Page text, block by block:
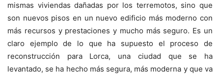
mismas viviendas dañadas por los terremotos, sino que
son nuevos pisos en un nuevo edificio más moderno con
más recursos y prestaciones y mucho más seguro. Es un
claro ejemplo de lo que ha supuesto el proceso de
reconstrucción para Lorca, una ciudad que se ha
levantado, se ha hecho más segura, más moderna y que va